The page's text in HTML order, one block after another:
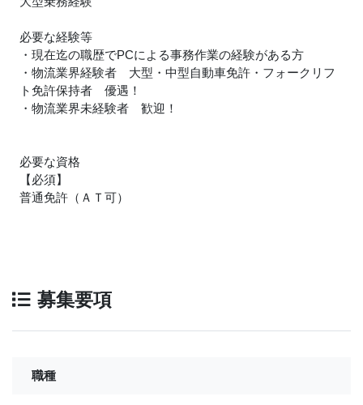
必要な経験等
・現在迄の職歴でPCによる事務作業の経験がある方
・物流業界経験者 大型・中型自動車免許・フォークリフ
ト免許保持者 優遇！
・物流業界未経験者 歓迎！
必要な資格
【必須】
普通免許（ＡＴ可）
募集要項
職種